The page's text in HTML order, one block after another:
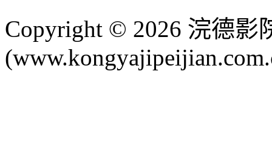
Copyright © 2026 浣德影